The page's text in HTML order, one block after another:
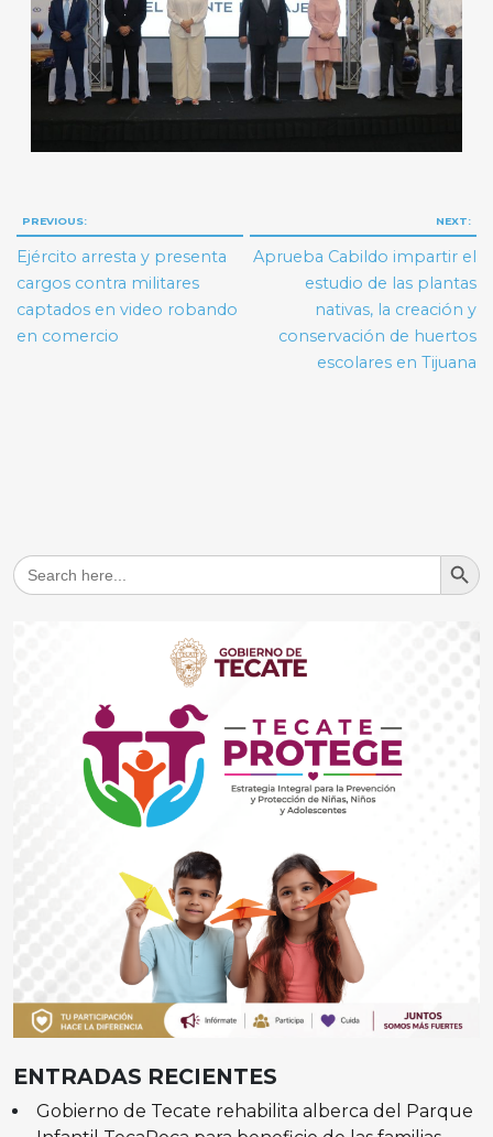
Navegación
de
entradas
PREVIOUS:
Ejército arresta y presenta
cargos contra militares
captados en video robando
en comercio
NEXT:
Aprueba Cabildo impartir el
estudio de las plantas
nativas, la creación y
conservación de huertos
escolares en Tijuana
Search
for:
Search
ENTRADAS RECIENTES
Gobierno de Tecate rehabilita alberca del Parque